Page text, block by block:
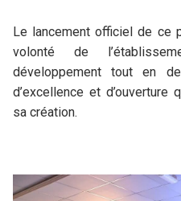
Le lancement officiel de ce
volonté de
développement tout en
d’excellence et
sa création.